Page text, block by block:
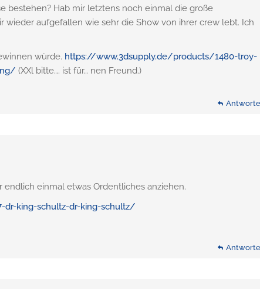
bestehen? Hab mir letztens noch einmal die große
wieder aufgefallen wie sehr die Show von ihrer crew lebt. Ich
würde. https://www.3dsupply.de/products/1480-troy-
(XXl bitte…. ist für… nen Freund.)
einmal etwas Ordentliches anziehen.
king-schultz-dr-king-schultz/